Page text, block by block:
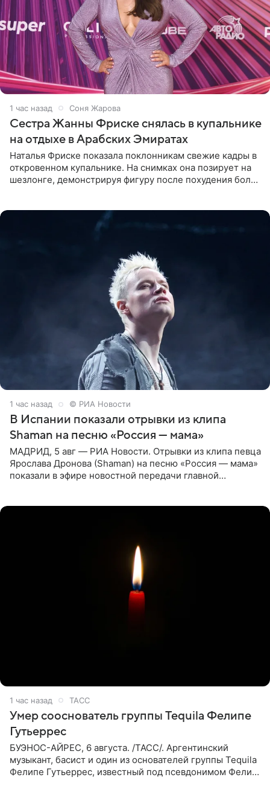
1 час назад Соня Жарова
Сестра Жанны Фриске снялась в купальнике
на отдыхе в Арабских Эмиратах
Наталья Фриске показала поклонникам свежие кадры в
откровенном купальнике. На снимках она позирует на
шезлонге, демонстрируя фигуру после похудения более
1 час назад © РИА Новости
В Испании показали отрывки из клипа
Shaman на песню «Россия — мама»
МАДРИД, 5 авг — РИА Новости. Отрывки из клипа певца
Ярослава Дронова (Shaman) на песню «Россия — мама»
показали в эфире новостной передачи главной
1 час назад ТАСС
Умер сооснователь группы Tequila Фелипе
Гутьеррес
БУЭНОС-АЙРЕС, 6 августа. /ТАСС/. Аргентинский
музыкант, басист и один из основателей группы Tequila
Фелипе Гутьеррес, известный под псевдонимом Фелипе